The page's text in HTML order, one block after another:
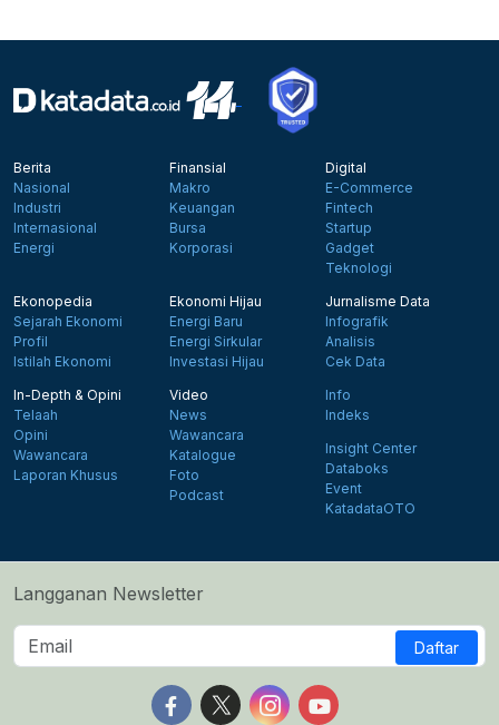
Berita
Nasional
Industri
Internasional
Energi
Finansial
Makro
Keuangan
Bursa
Korporasi
Digital
E-Commerce
Fintech
Startup
Gadget
Teknologi
Ekonopedia
Sejarah Ekonomi
Profil
Istilah Ekonomi
Ekonomi Hijau
Energi Baru
Energi Sirkular
Investasi Hijau
Jurnalisme Data
Infografik
Analisis
Cek Data
In-Depth & Opini
Telaah
Opini
Wawancara
Laporan Khusus
Video
News
Wawancara
Katalogue
Foto
Podcast
Info
Indeks
Insight Center
Databoks
Event
KatadataOTO
Langganan Newsletter
Daftar
Follow us on Facebook
Follow us on X
Follow us on Instagram
Follow us on